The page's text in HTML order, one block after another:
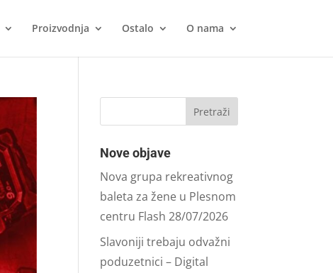
Proizvodnja Ostalo O nama
Nove objave
Nova grupa rekreativnog
baleta za žene u Plesnom
centru Flash 28/07/2026
Slavoniji trebaju odvažni
poduzetnici – Digital